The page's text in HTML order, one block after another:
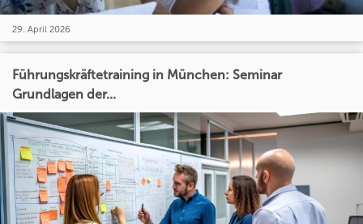
29. April 2026
Führungskräftetraining in München: Seminar
Grundlagen der...